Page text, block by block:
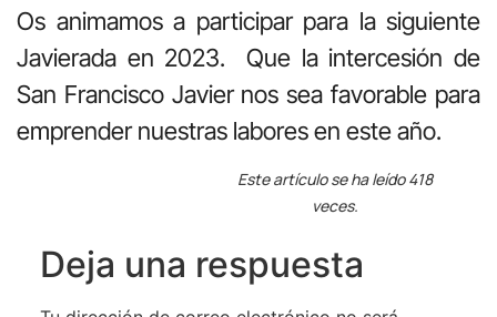
Os animamos a participar para la siguiente
Javierada en 2023. Que la intercesión de
San Francisco Javier nos sea favorable para
emprender nuestras labores en este año.
Este artículo se ha leído 418
veces.
Deja una respuesta